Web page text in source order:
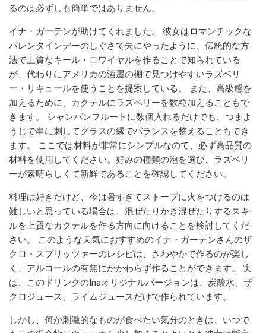
るのは必ずしも簡単ではありません。
イナ・ガーテンが助けてくれました。 彼女はロマンチックな
バレンタインデーのしぐさで夫にやったように、伝統的な方
法で上質なキール・ロワイヤルを作ることで知られている
が、代わりにアメリカの酒屋の棚で見つけやすいラズベリ
ー・リキュールを使うことを提案している。 また、高級感を
加えるために、カクテルにラズベリーを数粒加えることもで
きます。 シャンパンフルートに数個入れるだけでも、つまよ
うじで串に刺してグラスの縁でバランスを整えることもでき
ます。 ここでは材料が非常にシンプルなので、必ず高品質の
材料を使用してください。好みの種類の泡を選び、ラズベリ
ーが素晴らしくて新鮮であることを確認してください。
料理は好きだけど、今は暑すぎてストーブに火をつけるのは
難しいと思っている場合は、混ぜたりかき混ぜたりするスキ
ルを上質なカクテルを作る方向に向けることを検討してくだ
さい。 このような天気におすすめのイナ・ガーテンさんのザ
クロ・スプリッツァーのレシピは、さわやかで作るのが楽し
く、アルコールの有無にかかわらず作ることができます。 実
は、このドリンクのInaオリジナルバージョンは、炭酸水、ザ
クロジュース、ライムジュースだけで作られています。
しかし、何か刺激的なものが食べたい気分のときは、いつで